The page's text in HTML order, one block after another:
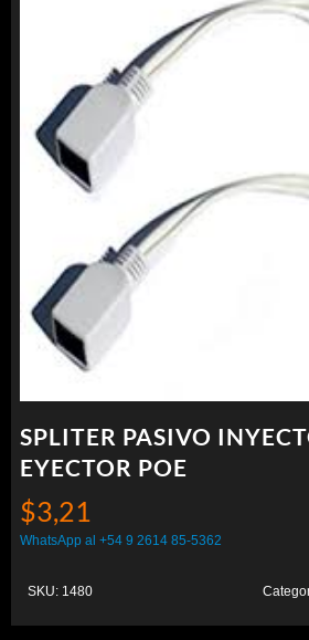
SPLITER PASIVO
EYECTOR POE
$3,21
WhatsApp al +54 9 2614 85-5362
SKU: 1480